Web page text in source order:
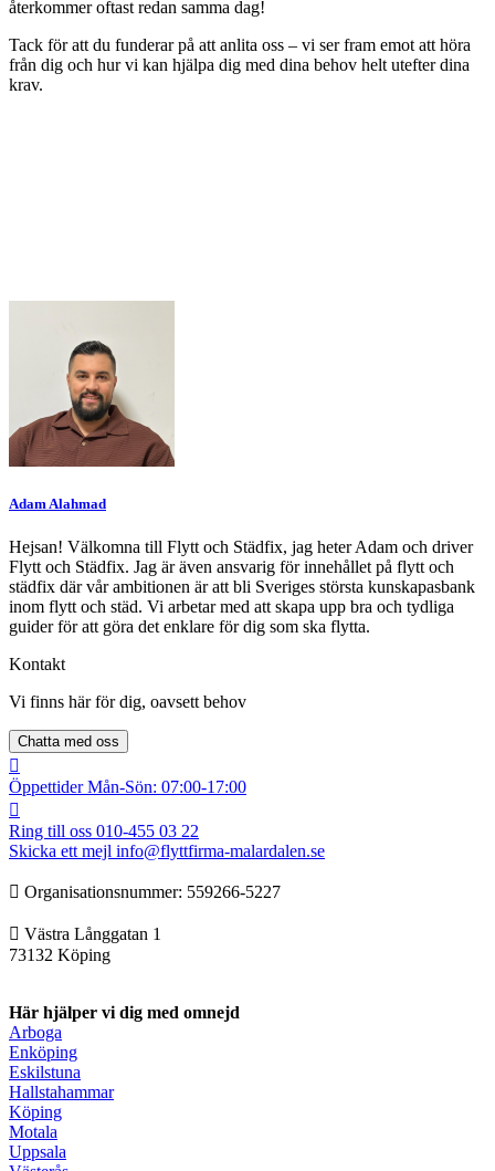
återkommer oftast redan samma dag!
Tack för att du funderar på att anlita oss – vi ser fram emot att höra
från dig och hur vi kan hjälpa dig med dina behov helt utefter dina
krav.
Adam Alahmad
Hejsan! Välkomna till Flytt och Städfix, jag heter Adam och driver
Flytt och Städfix. Jag är även ansvarig för innehållet på flytt och
städfix där vår ambitionen är att bli Sveriges största kunskapasbank
inom flytt och städ. Vi arbetar med att skapa upp bra och tydliga
guider för att göra det enklare för dig som ska flytta.
Kontakt
Vi finns här för dig, oavsett behov
Chatta med oss
ÖppettiderMån-Sön: 07:00-17:00
Ring till oss 010-455 03 22
Skicka ett mejl info@flyttfirma-malardalen.se
Organisationsnummer: ‍‍559266-5227
Västra Långgatan 1
73132 Köping
Här hjälper vi dig med omnejd
Arboga
Enköping
Eskilstuna
Hallstahammar
Köping
Motala
Uppsala